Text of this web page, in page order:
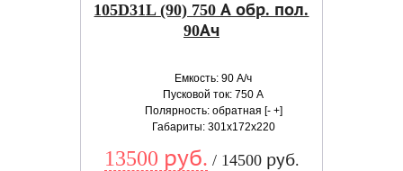
105D31L (90) 750 А обр. пол.
90Ач
Емкость: 90 А/ч
Пусковой ток: 750 А
Полярность: обратная [- +]
Габариты: 301x172x220
13500 руб. / 14500 руб.